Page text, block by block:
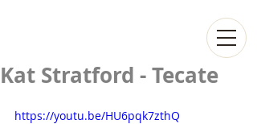
Kat Stratford - Tecate
https://youtu.be/HU6pqk7zthQ